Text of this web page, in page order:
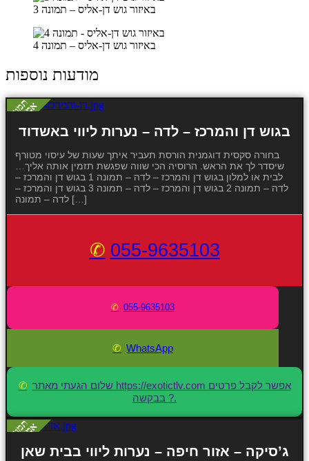
באיזור גוש דן-אליס – תמונה 3
באיזור גוש דן-אליס – תמונה 4
מודעות נוספות
בגוש דן והמרכז – לדה – נערות ליווי באשדוד
בחורה סקסית דוגמנית הורסת תעביר איתך שעות של עיסוי מטורף
שיסדר לך את הראש. הרוסיה הכי שווה שפגשת תזמין אותה אליך…
לבית או למלון בגוש דן והמרכז – לדה – תמונה 1 בגוש דן והמרכז –
לדה – תמונה 2 בגוש דן והמרכז – לדה – תמונה 3 בגוש דן והמרכז –
לדה – תמונה […]
055-9635103
055-9635103
WhatsApp
שלום הגעתי מאתר https://exotictlv.com אפשר לקבל פרטים
בבקשה ?.
ג’סיקה – אזור חיפה – נערות ליווי בבית שאן